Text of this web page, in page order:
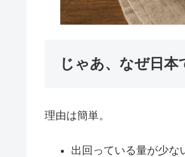
じゃあ、なぜ日本
理由は簡単。
出回っている量が少な